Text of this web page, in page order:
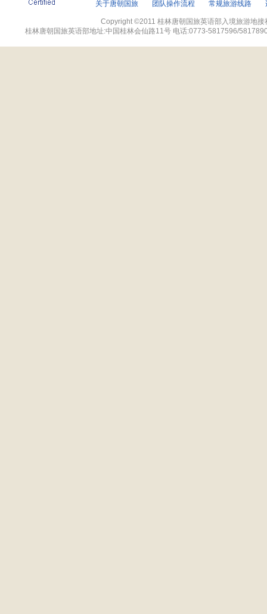
关于唐朝国旅 团队操作流程 常规旅游线路
Copyright ©2011 桂林唐朝国旅英语部入境旅游地
桂林唐朝国旅英语部地址:中国桂林会仙路11号 电话:0773-5817596/